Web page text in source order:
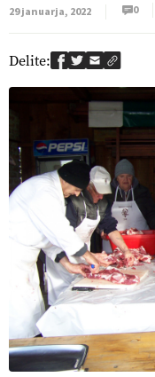
29 januarja, 2022
0
Delite: